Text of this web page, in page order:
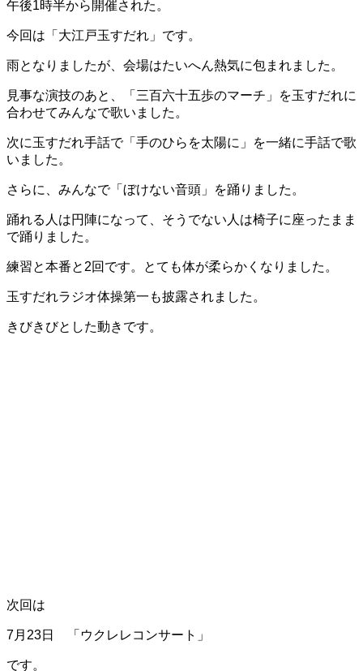
午後1時半から開催された。
今回は「大江戸玉すだれ」です。
雨となりましたが、会場はたいへん熱気に包まれました。
見事な演技のあと、「三百六十五歩のマーチ」を玉すだれに
合わせてみんなで歌いました。
次に玉すだれ手話で「手のひらを太陽に」を一緒に手話で歌
いました。
さらに、みんなで「ぼけない音頭」を踊りました。
踊れる人は円陣になって、そうでない人は椅子に座ったまま
で踊りました。
練習と本番と2回です。とても体が柔らかくなりました。
玉すだれラジオ体操第一も披露されました。
きびきびとした動きです。
次回は
7月23日 「ウクレレコンサート」
です。